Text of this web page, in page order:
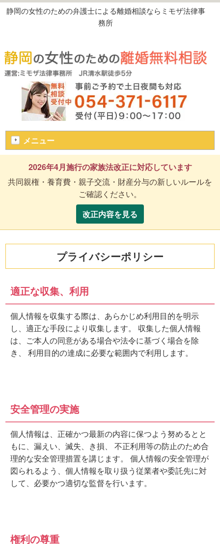
静岡の女性のための弁護士による離婚相談ならミモザ法律事
務所
メニュー
2026年4月施行の家族法改正に対応しています
共同親権・養育費・親子交流・財産分与の新しいルールを
ご確認ください。
改正内容を見る
プライバシーポリシー
適正な収集、利用
個人情報を収集する際は、あらかじめ利用目的を明示
し、適正な手段により収集します。 収集した個人情報
は、ご本人の同意がある場合や法令に基づく場合を除
き、 利用目的の達成に必要な範囲内で利用します。
安全管理の実施
個人情報は、正確かつ最新の内容に保つよう努めるとと
もに、漏えい、滅失、き損、 不正利用等の防止のため合
理的な安全管理措置を講じます。 個人情報の安全管理が
図られるよう、個人情報を取り扱う従業者や委託先に対
して、必要かつ適切な監督を行います。
権利の尊重